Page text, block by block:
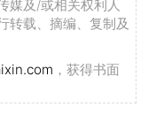
媒及/或相关权利人
转载、摘编、复制及
，获得书面